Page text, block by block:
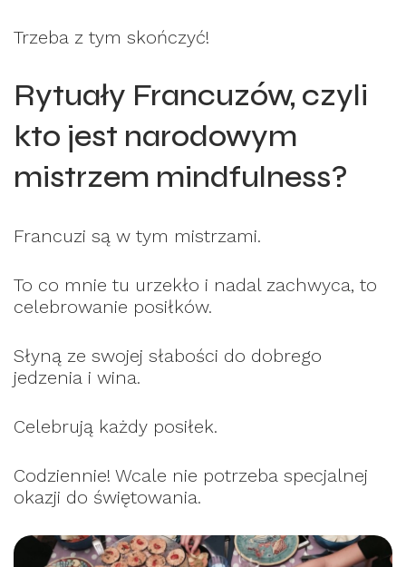
Trzeba z tym skończyć!
Rytuały Francuzów, czyli
kto jest narodowym
mistrzem mindfulness?
Francuzi są w tym mistrzami.
To co mnie tu urzekło i nadal zachwyca, to
celebrowanie posiłków.
Słyną ze swojej słabości do dobrego
jedzenia i wina.
Celebrują każdy posiłek.
Codziennie! Wcale nie potrzeba specjalnej
okazji do świętowania.